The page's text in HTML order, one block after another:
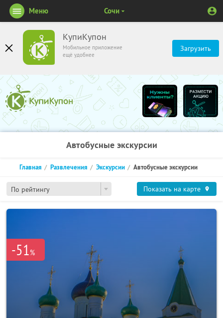
КупиКупон
Мобильное приложение
ещё удобнее
Загрузить
Меню Сочи
Автобусные экскурсии
По рейтингу
Главная Развлечения Экскурсии Автобусные экскурсии
Показать на карте
-51%